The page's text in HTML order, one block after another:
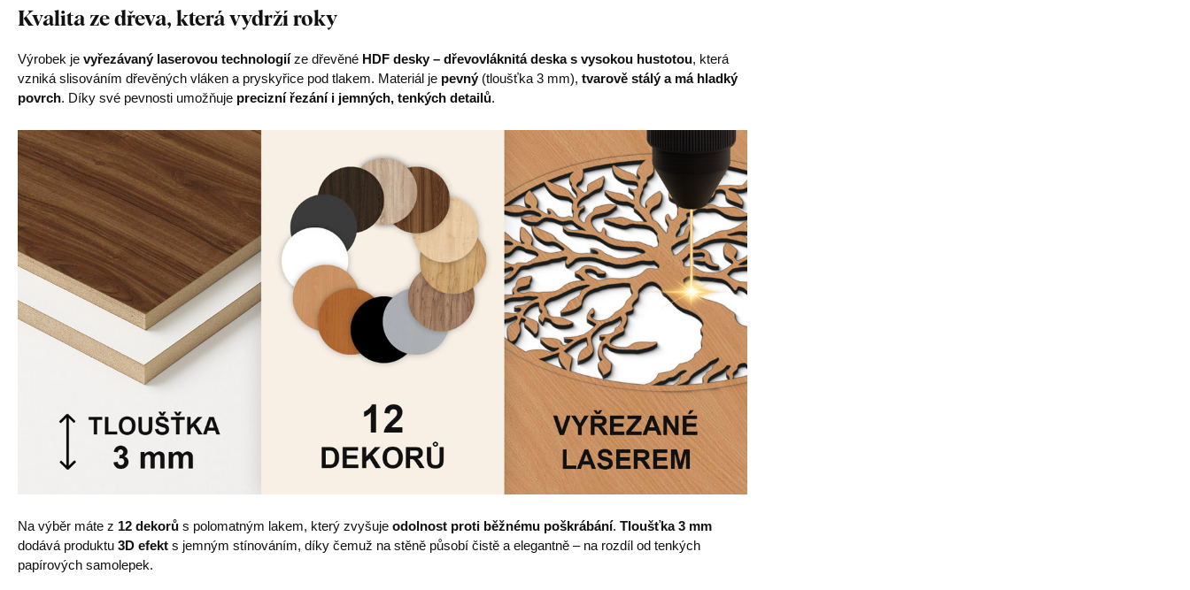
Kvalita ze dřeva, která vydrží roky
Výrobek je vyřezávaný laserovou technologiíze dřevěné HDF desky – dřevovláknitá deska s vysokou hustotou, která
vzniká slisováním dřevěných vláken a pryskyřice pod tlakem. Materiál je pevný (tloušťka 3 mm), tvarově stálý a má hladký
povrch. Díky své pevnosti umožňuje precizní řezání i jemných, tenkých detailů.
Na výběr máte z 12 dekorů s polomatným lakem, který zvyšuje odolnost proti běžnému poškrábání. Tloušťka 3 mm
dodává produktu 3D efekt s jemným stínováním, díky čemuž na stěně působí čistě a elegantně – na rozdíl od tenkých
papírových samolepek.